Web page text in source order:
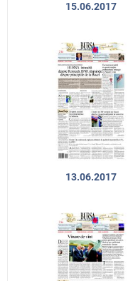
15.06.2017
13.06.2017